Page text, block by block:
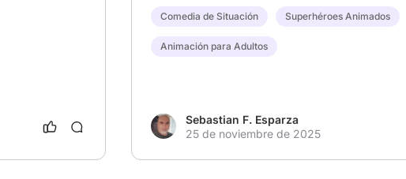
Comedia de Situación Superhéroes Animados
Animación para Adultos
Sebastian F. Esparza
25 de noviembre de 2025